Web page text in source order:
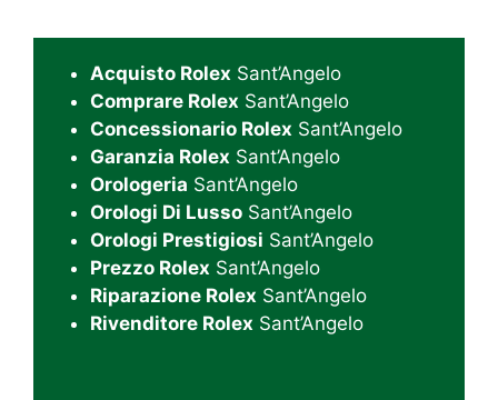
Acquisto Rolex Sant’Angelo
Comprare Rolex Sant’Angelo
Concessionario Rolex Sant’Angelo
Garanzia Rolex Sant’Angelo
Orologeria Sant’Angelo
Orologi Di Lusso Sant’Angelo
Orologi Prestigiosi Sant’Angelo
Prezzo Rolex Sant’Angelo
Riparazione Rolex Sant’Angelo
Rivenditore Rolex Sant’Angelo